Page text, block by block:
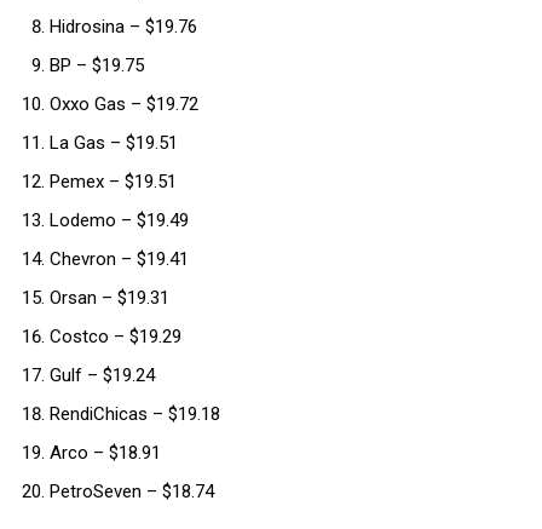
Hidrosina – $19.76
BP – $19.75
Oxxo Gas – $19.72
La Gas – $19.51
Pemex – $19.51
Lodemo – $19.49
Chevron – $19.41
Orsan – $19.31
Costco – $19.29
Gulf – $19.24
RendiChicas – $19.18
Arco – $18.91
PetroSeven – $18.74